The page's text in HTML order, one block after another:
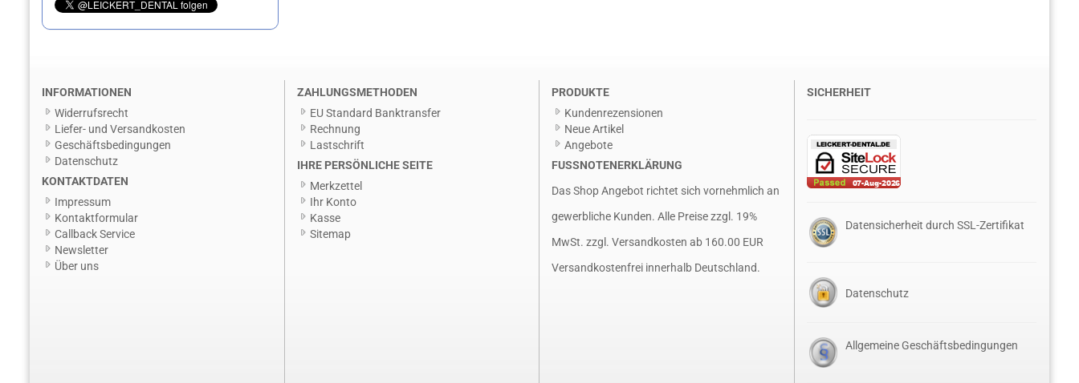
INFORMATIONEN
Widerrufsrecht
Liefer- und Versandkosten
Geschäftsbedingungen
Datenschutz
KONTAKTDATEN
Impressum
Kontaktformular
Callback Service
Newsletter
Über uns
ZAHLUNGSMETHODEN
EU Standard Banktransfer
Rechnung
Lastschrift
IHRE PERSÖNLICHE SEITE
Merkzettel
Ihr Konto
Kasse
Sitemap
PRODUKTE
Kundenrezensionen
Neue Artikel
Angebote
FUSSNOTENERKLÄRUNG
Das Shop Angebot richtet sich vornehmlich an
gewerbliche Kunden. Alle Preise zzgl. 19%
MwSt. zzgl. Versandkosten ab 160.00 EUR
Versandkostenfrei innerhalb Deutschland.
SICHERHEIT
Datensicherheit durch SSL-Zertifikat
Datenschutz
Allgemeine Geschäftsbedingungen